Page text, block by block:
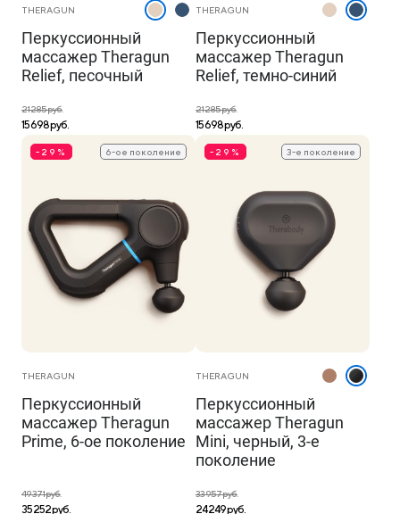
THERAGUN
Перкуссионный
массажер Theragun
Relief, песочный
21 285 руб.
15 698 руб.
THERAGUN
Перкуссионный
массажер Theragun
Relief, темно-синий
21 285 руб.
15 698 руб.
6-ое поколение
-29%
THERAGUN
Перкуссионный
массажер Theragun
Prime, 6-ое поколение
49 371 руб.
35 252 руб.
3-е поколение
-29%
THERAGUN
Перкуссионный
массажер Theragun
Mini, черный, 3-е
поколение
33 957 руб.
24 249 руб.